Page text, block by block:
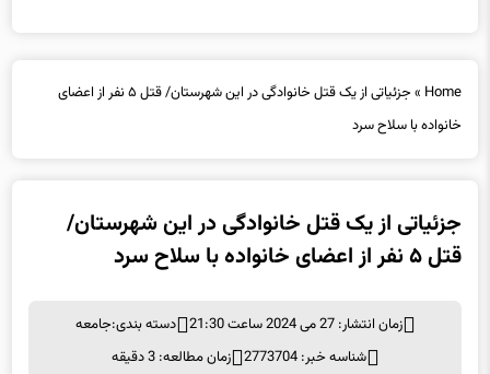
Home
»
جزئیاتی از یک قتل خانوادگی در این شهرستان/ قتل ۵ نفر از اعضای
خانواده با سلاح سرد
جزئیاتی از یک قتل خانوادگی در این شهرستان/
قتل ۵ نفر از اعضای خانواده با سلاح سرد
زمان انتشار: 27 می 2024 ساعت 21:30 دسته بندی:جامعه
شناسه خبر: 2773704
زمان مطالعه: 3 دقیقه